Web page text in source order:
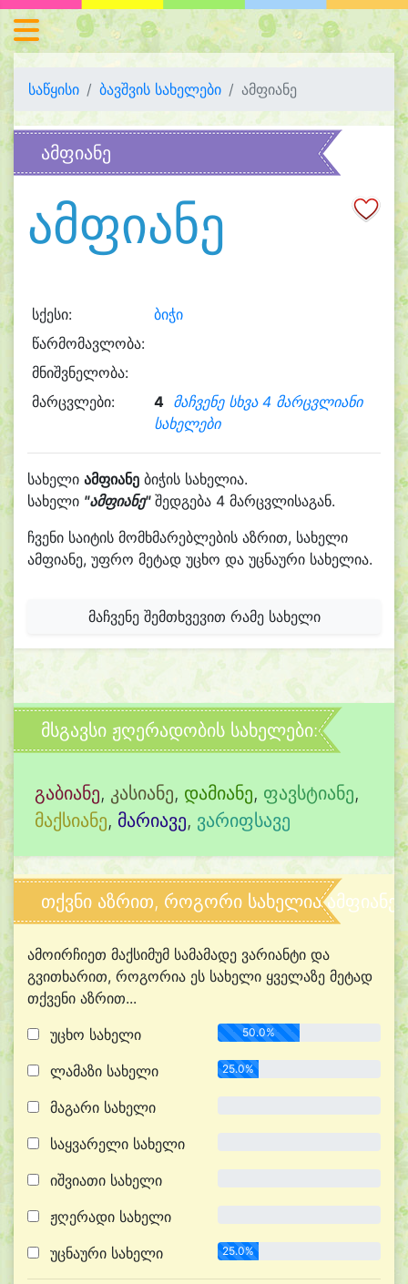
საწყისი ბავშვის სახელები ამფიანე
ამფიანე
ამფიანე
სქესი:
ბიჭი
წარმომავლობა:
მნიშვნელობა:
მარცვლები:
4 მაჩვენე სხვა 4 მარცვლიანი
სახელები
სახელი ამფიანე ბიჭის სახელია.
სახელი "ამფიანე"შედგება 4 მარცვლისაგან.
ჩვენი საიტის მომხმარებლების აზრით, სახელი
ამფიანე, უფრო მეტად უცხო და უცნაური სახელია.
მაჩვენე შემთხვევით რამე სახელი
მსგავსი ჟღერადობის სახელები:
გაბიანე, კასიანე, დამიანე, ფავსტიანე,
მაქსიანე, მარიავე, ვარიფსავე
თქვნი აზრით, როგორი სახელია ამფიანე?
ამოირჩიეთ მაქსიმუმ სამამადე ვარიანტი და
გვითხარით, როგორია ეს სახელი ყველაზე მეტად
თქვენი აზრით...
უცხო სახელი
50.0%
ლამაზი სახელი 25.0%
მაგარი სახელი
საყვარელი სახელი
იშვიათი სახელი
ჟღერადი სახელი
უცნაური სახელი 25.0%